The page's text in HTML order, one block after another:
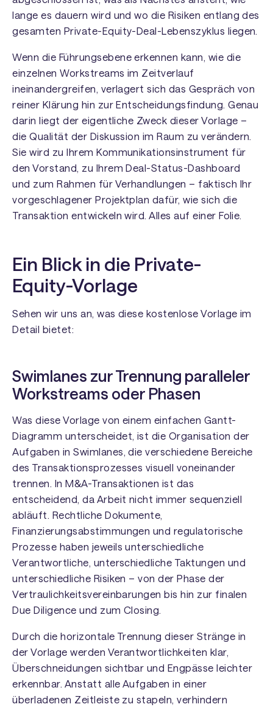
lange es dauern wird und wo die Risiken entlang des
gesamten Private-Equity-Deal-Lebenszyklus liegen.
Wenn die Führungsebene erkennen kann, wie die
einzelnen Workstreams im Zeitverlauf
ineinandergreifen, verlagert sich das Gespräch von
reiner Klärung hin zur Entscheidungsfindung. Genau
darin liegt der eigentliche Zweck dieser Vorlage –
die Qualität der Diskussion im Raum zu verändern.
Sie wird zu Ihrem Kommunikationsinstrument für
den Vorstand, zu Ihrem Deal-Status-Dashboard
und zum Rahmen für Verhandlungen – faktisch Ihr
vorgeschlagener Projektplan dafür, wie sich die
Transaktion entwickeln wird. Alles auf einer Folie.
Ein Blick in die Private-
Equity-Vorlage
Sehen wir uns an, was diese kostenlose Vorlage im
Detail bietet:
Swimlanes zur Trennung paralleler
Workstreams oder Phasen
Was diese Vorlage von einem einfachen Gantt-
Diagramm unterscheidet, ist die Organisation der
Aufgaben in Swimlanes, die verschiedene Bereiche
des Transaktionsprozesses visuell voneinander
trennen. In M&A-Transaktionen ist das
entscheidend, da Arbeit nicht immer sequenziell
abläuft. Rechtliche Dokumente,
Finanzierungsabstimmungen und regulatorische
Prozesse haben jeweils unterschiedliche
Verantwortliche, unterschiedliche Taktungen und
unterschiedliche Risiken – von der Phase der
Vertraulichkeitsvereinbarungen bis hin zur finalen
Due Diligence und zum Closing.
Durch die horizontale Trennung dieser Stränge in
der Vorlage werden Verantwortlichkeiten klar,
Überschneidungen sichtbar und Engpässe leichter
erkennbar. Anstatt alle Aufgaben in einer
überladenen Zeitleiste zu stapeln, verhindern